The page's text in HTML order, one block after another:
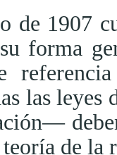
de 1907
forma
las
de la